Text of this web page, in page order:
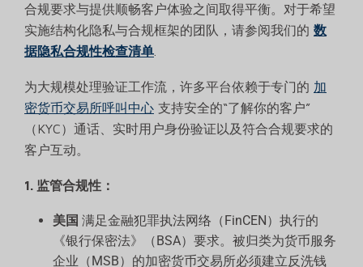
合规要求与提供顺畅客户体验之间取得平衡。对于希望
实施结构化隐私与合规框架的团队，请参阅我们的 数
据隐私合规性检查清单
为大规模处理验证工作流，许多平台依赖于专门的 加
密货币交易所呼叫中心 支持安全的“了解你的客户”
（KYC）通话、实时用户身份验证以及符合合规要求的
客户互动。
1. 监管合规性：
美国 满足金融犯罪执法网络（FinCEN）执行的
《银行保密法》（BSA）要求。被归类为货币服务
企业（MSB）的加密货币交易所必须建立反洗钱